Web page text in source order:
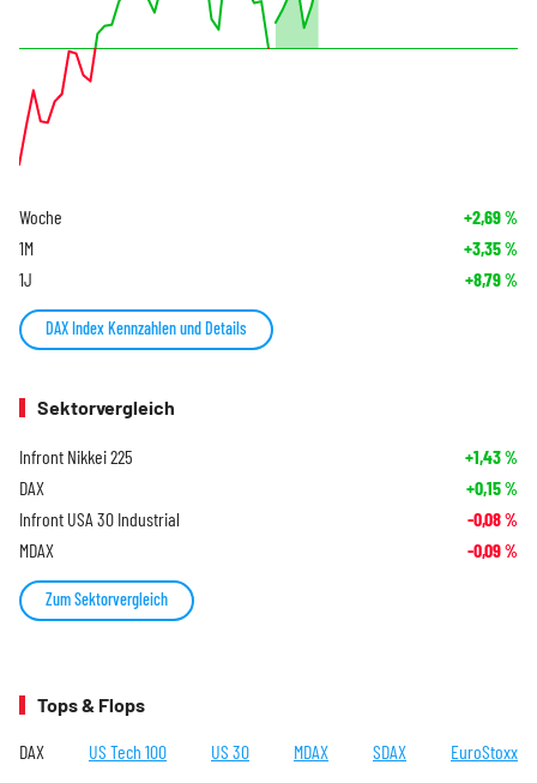
Woche +2,69%
1M +3,35%
1J +8,79%
DAX Index Kennzahlen und Details
Sektorvergleich
Infront Nikkei 225 +1,43%
DAX +0,15%
Infront USA 30 Industrial -0,08%
MDAX -0,09%
Zum Sektorvergleich
Tops & Flops
DAX US Tech 100 US 30 MDAX SDAX EuroStoxx